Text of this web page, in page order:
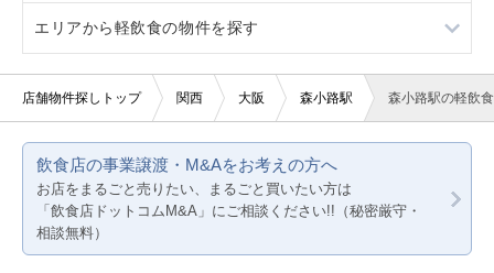
賃料20万円以下
軽飲食
バー・クラブ
サロン（マッサージ・エステ・ネイルなど）
医療・歯科・クリニック
大阪
京都
エリアから軽飲食の物件を探す
大阪
兵庫
店舗物件探しトップ 関西 大阪 森小路駅 森小路駅の軽飲
飲食店の事業譲渡・M&Aをお考えの方へ
お店をまるごと売りたい、まるごと買いたい方は
「飲食店ドットコムM&A」にご相談ください!!（秘密厳守・
相談無料）